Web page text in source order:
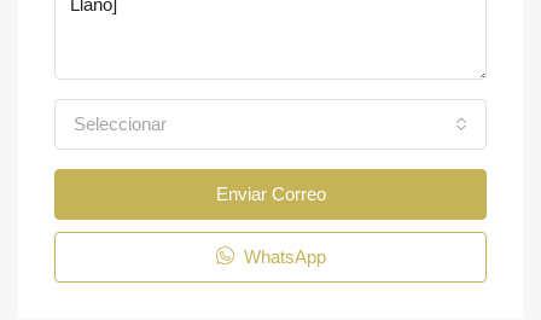
Seleccionar
Enviar Correo
WhatsApp